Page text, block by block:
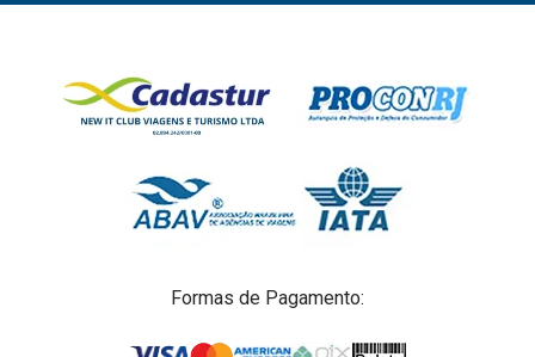
Formas de Pagamento: